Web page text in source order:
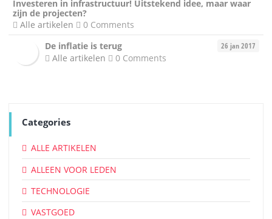
Investeren in infrastructuur! Uitstekend idee, maar waar
zijn de projecten?
Alle artikelen
0 Comments
26 jan 2017
De inflatie is terug
Alle artikelen
0 Comments
Categories
ALLE ARTIKELEN
ALLEEN VOOR LEDEN
TECHNOLOGIE
VASTGOED